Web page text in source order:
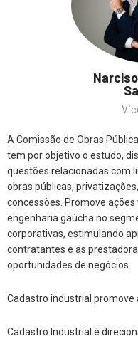
A Comissão de Obras
tem por objetivo o estudo,
questões relacionadas com
obras públicas,
concessões. Promove
engenharia gaúcha no
corporativas, estimulando
contratantes e as
oportunidades de negócios.
Cadastro industrial promove
Cadastro Industrial é